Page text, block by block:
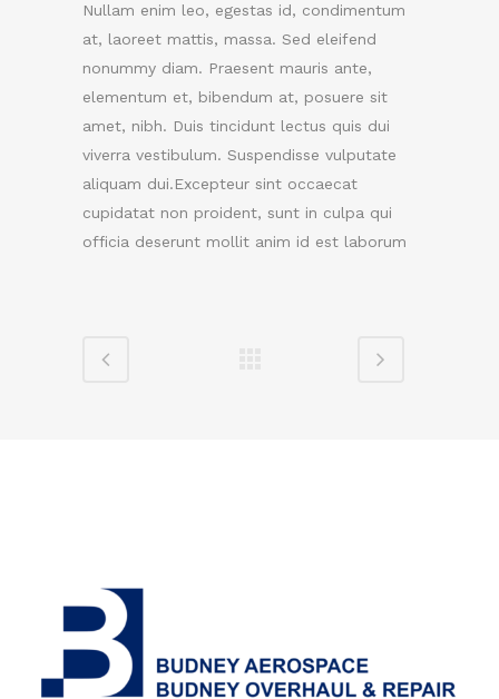
Nullam enim leo, egestas id, condimentum
at, laoreet mattis, massa. Sed eleifend
nonummy diam. Praesent mauris ante,
elementum et, bibendum at, posuere sit
amet, nibh. Duis tincidunt lectus quis dui
viverra vestibulum. Suspendisse vulputate
aliquam dui.Excepteur sint occaecat
cupidatat non proident, sunt in culpa qui
officia deserunt mollit anim id est laborum